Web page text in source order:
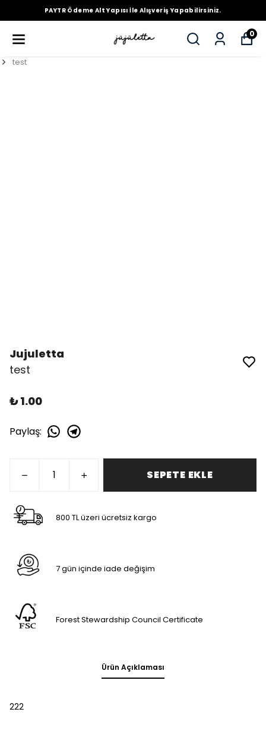
PAYTR Ödeme Alt Yapısı İle Alışveriş Yapabilirsiniz.
0
test
Jujuletta
test
₺ 1.00
Paylaş:
SEPETE EKLE
800 TL üzeri ücretsiz kargo
7 gün içinde iade değişim
Forest Stewardship Council Certificate
Ürün Açıklaması
222